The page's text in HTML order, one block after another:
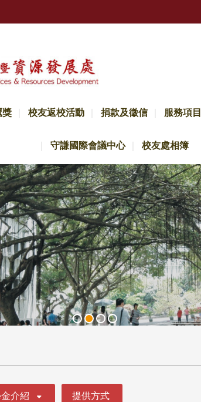
獎 校友返校活動 捐款及徵信 服務項目
守謙國際會議中心 校友處相簿
介紹 提供方式